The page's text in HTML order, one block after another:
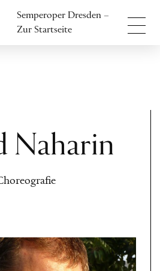
Semperoper Dresden –
Zur Startseite
Naharin